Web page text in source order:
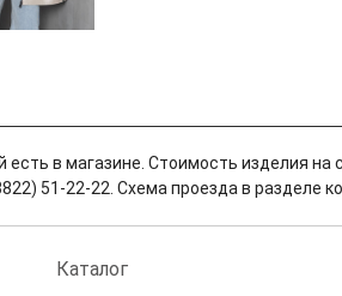
в магазине. Стоимость изделия
51-22-22. Схема проезда в разделе
Каталог